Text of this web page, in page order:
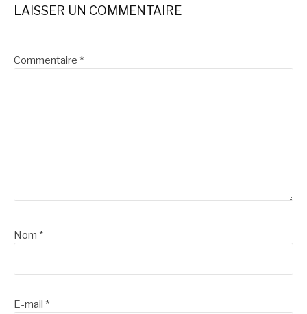
LAISSER UN COMMENTAIRE
Commentaire *
Nom *
E-mail *